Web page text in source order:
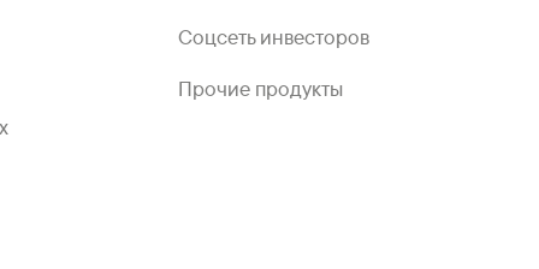
Соцсеть инвесторов
Прочие продукты